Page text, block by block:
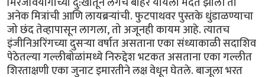
अनेक मित्रांची आणि लायब्रर्‍यांची. फुटपाथवर पुस्तके धुंडाळण्याचा
जो छंद तेव्हापासून लागला, तो अजूनही कायम आहे. त्यातच
इंजीनिअरिंगच्या दुसर्‍या वर्षात असताना एका संध्याकाळी सदाशिव
पेठेतल्या गल्लीबोळांमध्ये निरुद्देश भटकत असताना एका गल्लीत
शिरताक्षणी एका जुनाट इमारतीने लक्ष वेधून घेतले. बाजूला भरत